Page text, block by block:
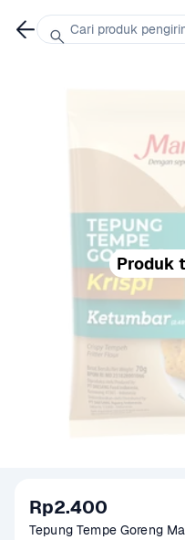
Produk
Rp2.400
Tepung Tempe Goreng
Cari produk